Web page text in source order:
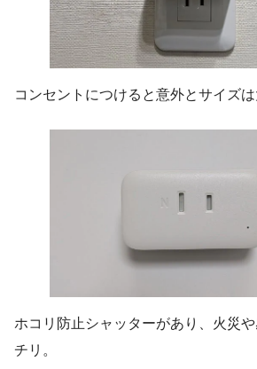
コンセントにつけると意外とサイズは
ホコリ防止シャッターがあり、火災
チリ。